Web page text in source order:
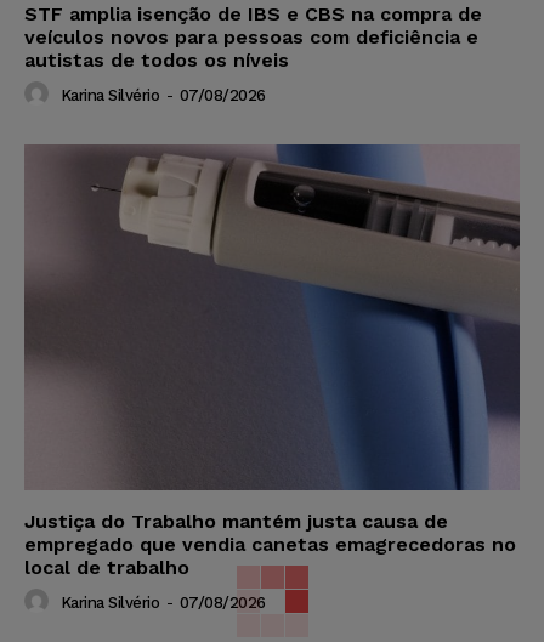
STF amplia isenção de IBS e CBS na compra de
veículos novos para pessoas com deficiência e
autistas de todos os níveis
Karina Silvério - 07/08/2026
Justiça do Trabalho mantém justa causa de
empregado que vendia canetas emagrecedoras no
local de trabalho
Karina Silvério - 07/08/2026